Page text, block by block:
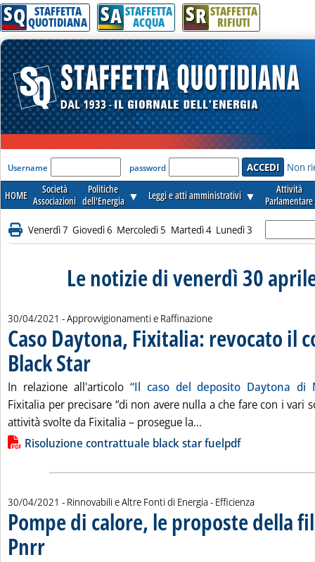
SQ STAFFETTA
QUOTIDIANA SA STAFFETTA
ACQUA SR STAFFETTA
RIFIUTI
'Modulo Login per accedere'
Username password Non
HOME
Società
Associazioni
Politiche
dell'Energia ▼ Leggi e atti amministrativi ▼
Attività
Parlamentare
Venerdì 7 Giovedì 6 Mercoledì 5 Martedì 4 Lunedì 3
Le notizie di venerdì 30
30/04/2021 - Approvvigionamenti e Raffinazione
Caso Daytona, Fixitalia: revocato il
Black Star. Pubblicata venerdì 30 aprile 2021 alle 19.16.
In relazione all'articolo “Il caso del deposito Daytona di
Fixitalia per precisare “di non avere nulla a che fare con i vari
attività svolte da Fixitalia – prosegue la...
Lista allegati PDF alla notizia
Risoluzione contrattuale black star fuelpdf
30/04/2021 - Rinnovabili e Altre Fonti di Energia - Efficienza
Pompe di calore, le proposte della
Pnrr. Sottotitolo: Elaborate da Aicarr, Amici della Terra, Angaisa, Assistal,
. Pubblicata venerdì 30 aprile 2021 alle 16.4.